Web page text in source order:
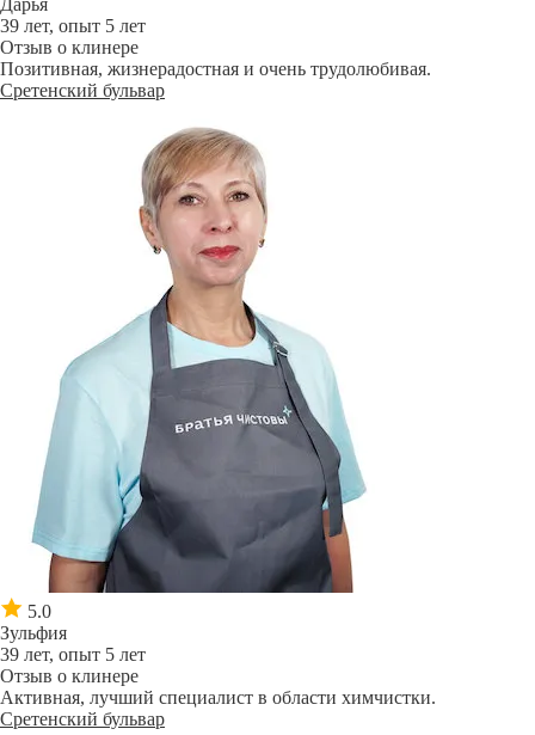
Дарья
39 лет, опыт 5 лет
Отзыв о клинере
Позитивная, жизнерадостная и очень трудолюбивая.
Сретенский бульвар
5.0
Зульфия
39 лет, опыт 5 лет
Отзыв о клинере
Активная, лучший специалист в области химчистки.
Сретенский бульвар